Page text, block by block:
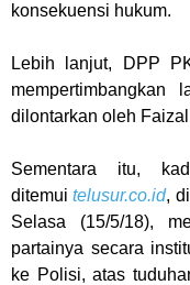
konsekuensi hukum.
Lebih lanjut, DPP
mempertimbangkan
dilontarkan oleh
Sementara itu,
ditemuitelusur.co.id,
Selasa (15/5/18),
partainya secara
ke Polisi, atas